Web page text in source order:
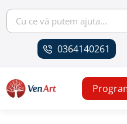
0364140261